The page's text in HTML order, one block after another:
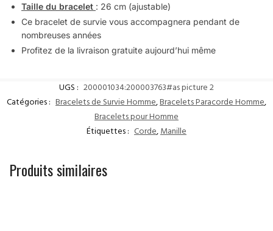
Taille du bracelet : 26 cm (ajustable)
Ce bracelet de survie vous accompagnera pendant de
nombreuses années
Profitez de la livraison gratuite aujourd’hui même
UGS : 200001034:200003763#as picture 2
Catégories : Bracelets de Survie Homme,Bracelets Paracorde Homme,
Bracelets pour Homme
Étiquettes : Corde,Manille
Produits similaires